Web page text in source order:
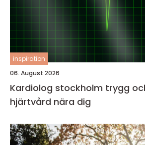
inspiration
06. August 2026
Kardiolog stockholm trygg och modern
hjärtvård nära dig